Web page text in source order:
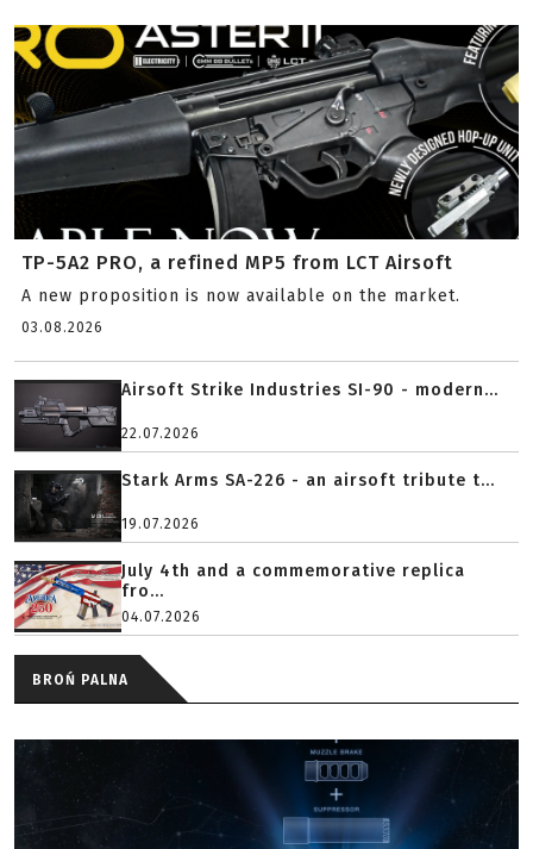
TP-5A2 PRO, a refined MP5 from LCT Airsoft
A new proposition is now available on the market.
03.08.2026
Airsoft Strike Industries SI-90 - modern...
22.07.2026
Stark Arms SA-226 - an airsoft tribute t...
19.07.2026
July 4th and a commemorative replica
fro...
04.07.2026
BROŃ PALNA